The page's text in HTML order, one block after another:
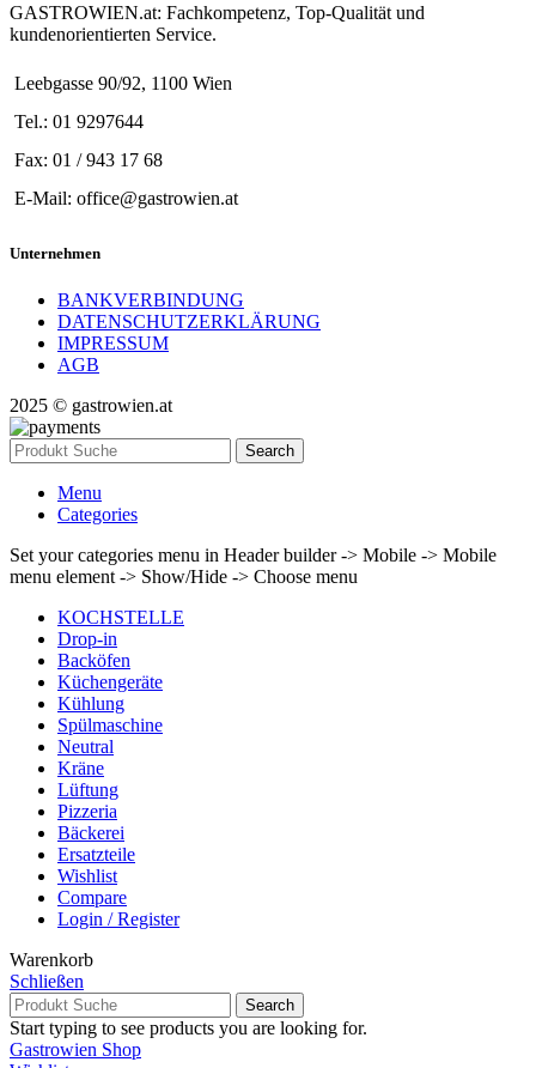
GASTROWIEN.at: Fachkompetenz, Top-Qualität und
kundenorientierten Service.
Leebgasse 90/92, 1100 Wien
Tel.: 01 9297644
Fax: 01 / 943 17 68
E-Mail: office@gastrowien.at
Unternehmen
BANKVERBINDUNG
DATENSCHUTZERKLÄRUNG
IMPRESSUM
AGB
2025 © gastrowien.at
Search
Menu
Categories
Set your categories menu in Header builder -> Mobile -> Mobile
menu element -> Show/Hide -> Choose menu
KOCHSTELLE
Drop-in
Backöfen
Küchengeräte
Kühlung
Spülmaschine
Neutral
Kräne
Lüftung
Pizzeria
Bäckerei
Ersatzteile
Wishlist
Compare
Login / Register
Warenkorb
Schließen
Search
Start typing to see products you are looking for.
Gastrowien Shop